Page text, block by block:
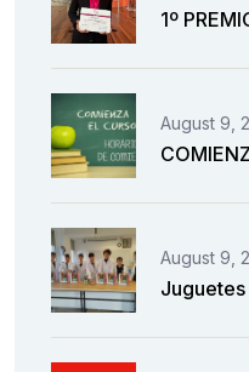
1º
August 9,
August 9,